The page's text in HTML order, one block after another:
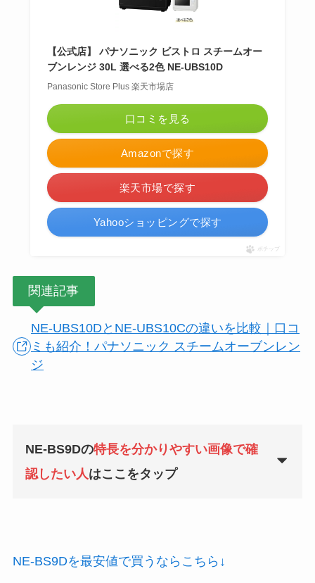
【公式店】 パナソニック ビストロ スチームオー
ブンレンジ 30L 選べる2色 NE-UBS10D
Panasonic Store Plus 楽天市場店
Amazonで探す
楽天市場で探す
Yahooショッピングで探す
口コミを見る
ポチップ
関連記事
NE-UBS10DとNE-UBS10Cの違いを比較｜口コ
ミも紹介！パナソニック スチームオーブンレン
ジ
NE-BS9Dの特長を分かりやすい画像で確
認したい人 はここをタップ
NE-BS9Dを最安値で買うならこちら↓